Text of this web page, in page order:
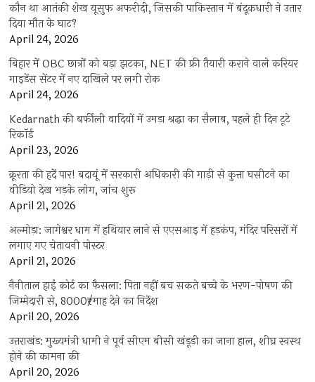
कौन था आतंकी शेख यूसुफ अफरीदी, जिसकी पाकिस्तान में बंदूकधारी ने उतार
दिया मौत के घाट?
April 24, 2026
बिहार में OBC छात्रों को बड़ा झटका, NET की फ्री तैयारी कराने वाले करियर
गाइडेंस सेंटर में नए दाखिले पर लगी रोक
April 24, 2026
Kedarnath की बर्फीली वादियों में उमड़ा श्रद्धा का सैलाब, पहले ही दिन टूटे
रिकॉर्ड
April 23, 2026
क्रूरता की हदें पार! बदायूं में सरकारी अधिकारी की गाड़ी से कुत्ता घसीटने का
वीडियो देख भड़के लोग, जांच शुरू
April 21, 2026
अल्मोड़ा: जागेश्वर धाम में हथियार लाने से एएसआइ में हड़कंप, मंदिर परिसरों में
लगाए गए चेतावनी पोस्टर
April 21, 2026
नैनीताल हाई कोर्ट का फैसला: पिता नहीं बच सकते बच्चे के भरण-पोषण की
जिम्मेदारी से, 8000₹/माह देने का निर्देश
April 20, 2026
उत्तराखंड: मुख्यमंत्री धामी ने पूर्व सीएम बीसी खंडूड़ी का जाना हाल, शीघ्र स्वस्थ
होने की कामना की
April 20, 2026